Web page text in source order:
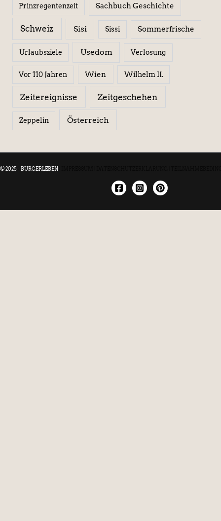
Prinzregentenzeit Sachbuch Geschichte
Schweiz Sisi Sissi Sommerfrische
Urlaubsziele Usedom Verlosung
Vor 110 Jahren Wien Wilhelm II.
Zeitereignisse Zeitgeschehen
Zeppelin Österreich
© 2025 - BÜRGERLEBEN